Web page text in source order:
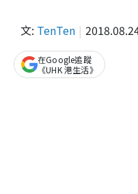
文: TenTen
在Google追蹤
《UHK 港生活》